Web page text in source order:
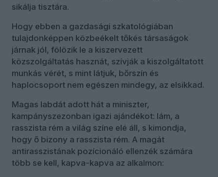
sikálja tisztára.
Hogy ebben a gazdasági szkatológiában
tulajdonképpen közbeékelt tőkés társaságok
járnak jól, fölözik le a kiszervezett
közszolgáltatás hasznát, szívják a kiszolgáltatott
munkás vérét, s mint látjuk, bőrszín és
haplocsoport nem egészen mindegy, az elsikkad.
Magas labdát adott hát a miniszter,
kampányszezonban igazi ajándékot: lám, a
rasszista rém a világ színe elé áll, s kimondja,
hogy ő bizony a rasszista rém. A magát
antirasszistának pozícionáló ellenzék számára
több se kell, kapva-kapva az alkalmon: